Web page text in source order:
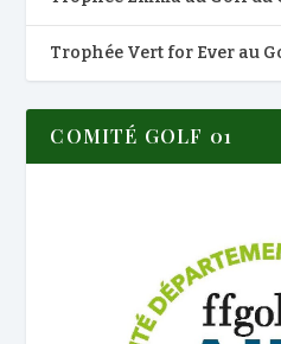
Trophée Vert for Ever au
COMITÉ GOLF 01